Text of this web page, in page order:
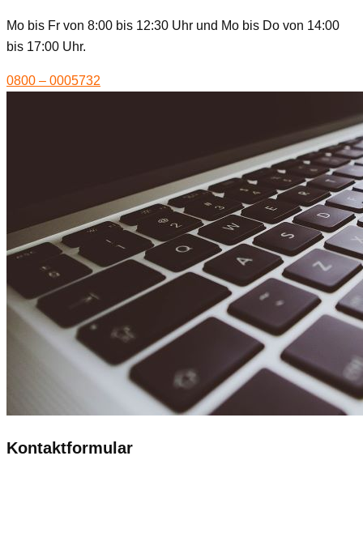
Mo bis Fr von 8:00 bis 12:30 Uhr und Mo bis Do von 14:00
bis 17:00 Uhr.
0800 – 0005732
Kontaktformular